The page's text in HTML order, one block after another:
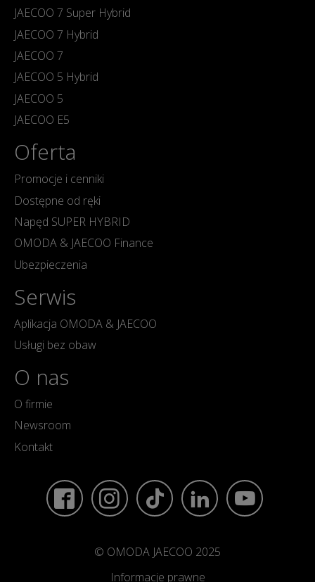
JAECOO 7 Super Hybrid
JAECOO 7 Hybrid
JAECOO 7
JAECOO 5 Hybrid
JAECOO 5
JAECOO E5
Oferta
Promocje i cenniki
Dostępne od ręki
Napęd SUPER HYBRID
OMODA & JAECOO Finance
Ubezpieczenia
Serwis
Aplikacja OMODA & JAECOO
Usługi bez obaw
O nas
O firmie
Newsroom
Kontakt
© OMODA JAECOO 2025
Informacje prawne